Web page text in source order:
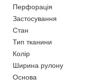
Перфорація
Застосування
Стан
Тип тканини
Колір
Ширина рулону
Основа